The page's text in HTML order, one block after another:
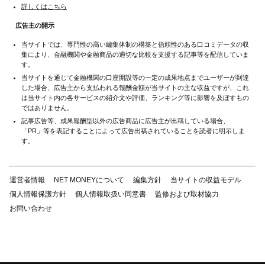
詳しくはこちら
広告主の開示
当サイトでは、専門性の高い編集体制の構築と信頼性のある口コミデータの収
集により、金融機関や金融商品の適切な比較を支援する記事等を配信していま
す。
当サイトを通じて金融機関の口座開設等の一定の成果地点までユーザーが到達
した場合、広告主から支払われる報酬金額が当サイトの主な収益ですが、これ
は当サイト内の各サービスの紹介文や評価、ランキング等に影響を及ぼすもの
ではありません。
記事広告等、成果報酬型以外の広告商品に広告主が出稿している場合、
「PR」等を表記することによって広告出稿されていることを読者に明示しま
す。
運営者情報 NET MONEYについて 編集方針
当サイトの収益モデル
個人情報保護方針
個人情報取扱い同意書
監修および取材協力
お問い合わせ